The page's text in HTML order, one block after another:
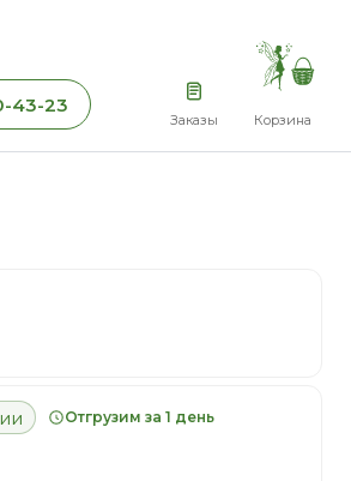
43-23
Заказы Корзина
Отгрузим за 1 день